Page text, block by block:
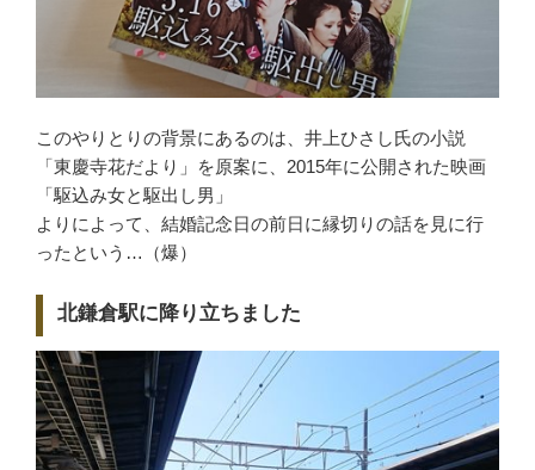
このやりとりの背景にあるのは、井上ひさし氏の小説
「東慶寺花だより」を原案に、2015年に公開された映画
「駆込み女と駆出し男」
よりによって、結婚記念日の前日に縁切りの話を見に行
ったという…（爆）
北鎌倉駅に降り立ちました